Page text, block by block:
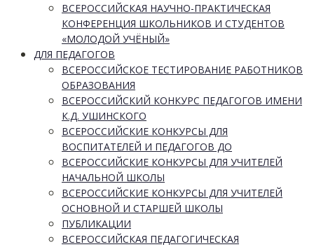
ВСЕРОССИЙСКАЯ НАУЧНО-ПРАКТИЧЕСКАЯ
КОНФЕРЕНЦИЯ ШКОЛЬНИКОВ И СТУДЕНТОВ
«МОЛОДОЙ УЧЁНЫЙ»
ДЛЯ ПЕДАГОГОВ
ВСЕРОССИЙСКОЕ ТЕСТИРОВАНИЕ РАБОТНИКОВ
ОБРАЗОВАНИЯ
ВСЕРОССИЙСКИЙ КОНКУРС ПЕДАГОГОВ ИМЕНИ
К.Д. УШИНСКОГО
ВСЕРОССИЙСКИЕ КОНКУРСЫ ДЛЯ
ВОСПИТАТЕЛЕЙ И ПЕДАГОГОВ ДО
ВСЕРОССИЙСКИЕ КОНКУРСЫ ДЛЯ УЧИТЕЛЕЙ
НАЧАЛЬНОЙ ШКОЛЫ
ВСЕРОССИЙСКИЕ КОНКУРСЫ ДЛЯ УЧИТЕЛЕЙ
ОСНОВНОЙ И СТАРШЕЙ ШКОЛЫ
ПУБЛИКАЦИИ
ВСЕРОССИЙСКАЯ ПЕДАГОГИЧЕСКАЯ